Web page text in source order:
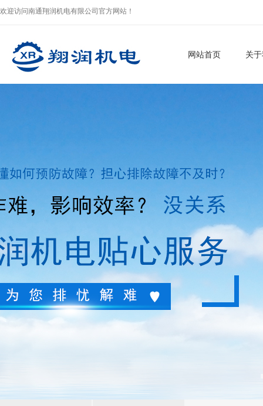
欢迎访问南通翔润机电有限公司官方网站！
网站首页 关